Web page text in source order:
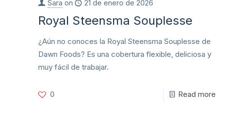
Sara on 21 de enero de 2026
Royal Steensma Souplesse
¿Aún no conoces la Royal Steensma Souplesse de
Dawn Foods? Es una cobertura flexible, deliciosa y
muy fácil de trabajar.
0 Read more